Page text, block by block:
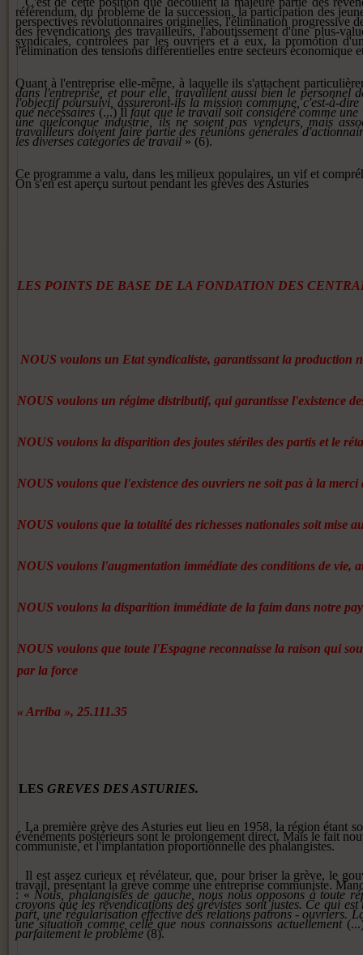
référendum, du problè­me de la succession, la participa­tion des
pers­pectives révolutionnaires originelles, l'élimination progressive
des revendications des travailleurs, l'aboutissement d'une plus-
syndicales, contrôlées par les ouvriers et à eux, la promotion
l'élimination des tensions différentielles en­tre secteurs économique
Quant à l'entreprise elle-même, à laquelle ils s'attachent
dans l'entreprise, et pour elle, travaillent aussi bien le personnel
l'objectif pour­suivi, assureront-ils la mission commune, c'est-à-
que nécessaires (...) Il faut que le travail soit considéré comme une
une quelconque indus­trie, ils ne soient pas vendeurs, mais
travailleurs doivent fai­re partie des réunions générales
les diverses caté­gories de travail » (6).
Ce programme a valu, dans les milieux populaires, un vif et
On s'en est aperçu surtout pendant les grèves des Asturies
LES POINTS DE BASE DE LA FONDATION DES
NOUS voulons un Etat syndicaliste, garantissant la production
NOUS voulons un régime distributif, qui garantisse l'existence
NOUS voulons la disparition des joutes stériles des partis et le
NOUS voulons que l'existence des ouvriers ne soit pas à la
NOUS voulons que la totalité des richesses nationales soit mise
NOUS voulons l'augmentation immédiate des conditions de vie,
NOUS voulons la disparition immédiate de la faim dans notre
NOUS voulons que toute l'Espagne reconnaisse la raison qui
par la force
« Arriba », 25.111.35
LES GREVES DES ASTURIES.
La première grève des Asturies eut lieu en 1958, la région étant
événements posté­rieurs sont le prolongement direct. Mais le fait
communiste, et l'implantation proportion­nelle des phalangistes.
Il est assez curieux et révélateur, que, pour briser la grève, le
travail, présentant la grève comme une entreprise com­muniste.
: « Nous, phalangistes de gauche, nous nousopposons à toute
croyons que les revendications des grévistes sont justes. Ce qui est
part, une régularisation effective des relations patrons - ouvriers.
une situation comme celle que nous connaissons actuellement
parfaitement le pro­blème (8).